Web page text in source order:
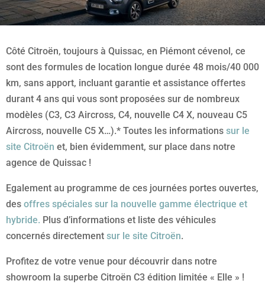
Côté Citroën, toujours à Quissac, en Piémont cévenol, ce
sont des formules de location longue durée 48 mois/40 000
km, sans apport, incluant garantie et assistance offertes
durant 4 ans qui vous sont proposées sur de nombreux
modèles (C3, C3 Aircross, C4, nouvelle C4 X, nouveau C5
Aircross, nouvelle C5 X…).* Toutes les informations sur le
site Citroën et, bien évidemment, sur place dans notre
agence de Quissac !
Egalement au programme de ces journées portes ouvertes,
des offres spéciales sur la nouvelle gamme électrique et
hybride. Plus d’informations et liste des véhicules
concernés directement sur le site Citroën.
Profitez de votre venue pour découvrir dans notre
showroom la superbe Citroën C3 édition limitée « Elle » !